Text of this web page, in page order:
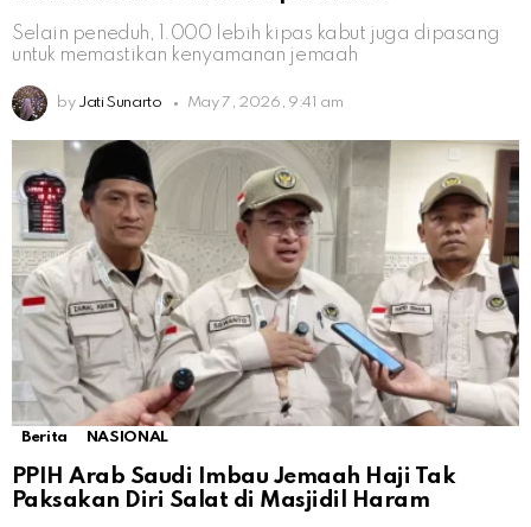
Selain peneduh, 1.000 lebih kipas kabut juga dipasang
untuk memastikan kenyamanan jemaah
by Jati Sunarto May 7, 2026, 9:41 am
Berita NASIONAL
PPIH Arab Saudi Imbau Jemaah Haji Tak
Paksakan Diri Salat di Masjidil Haram